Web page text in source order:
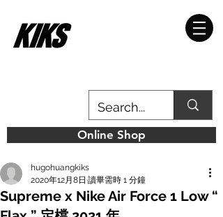
Online Shop
Supreme x Nike Air Force 1 Low “
hugohuangkiks
2020年12月8日 讀畢需時 1 分鐘